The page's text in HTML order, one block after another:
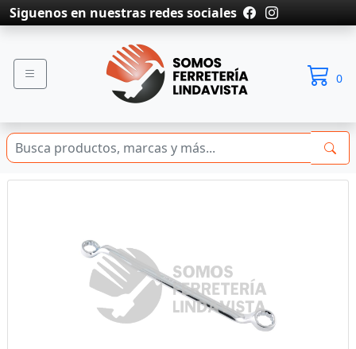
Siguenos en nuestras redes sociales
0